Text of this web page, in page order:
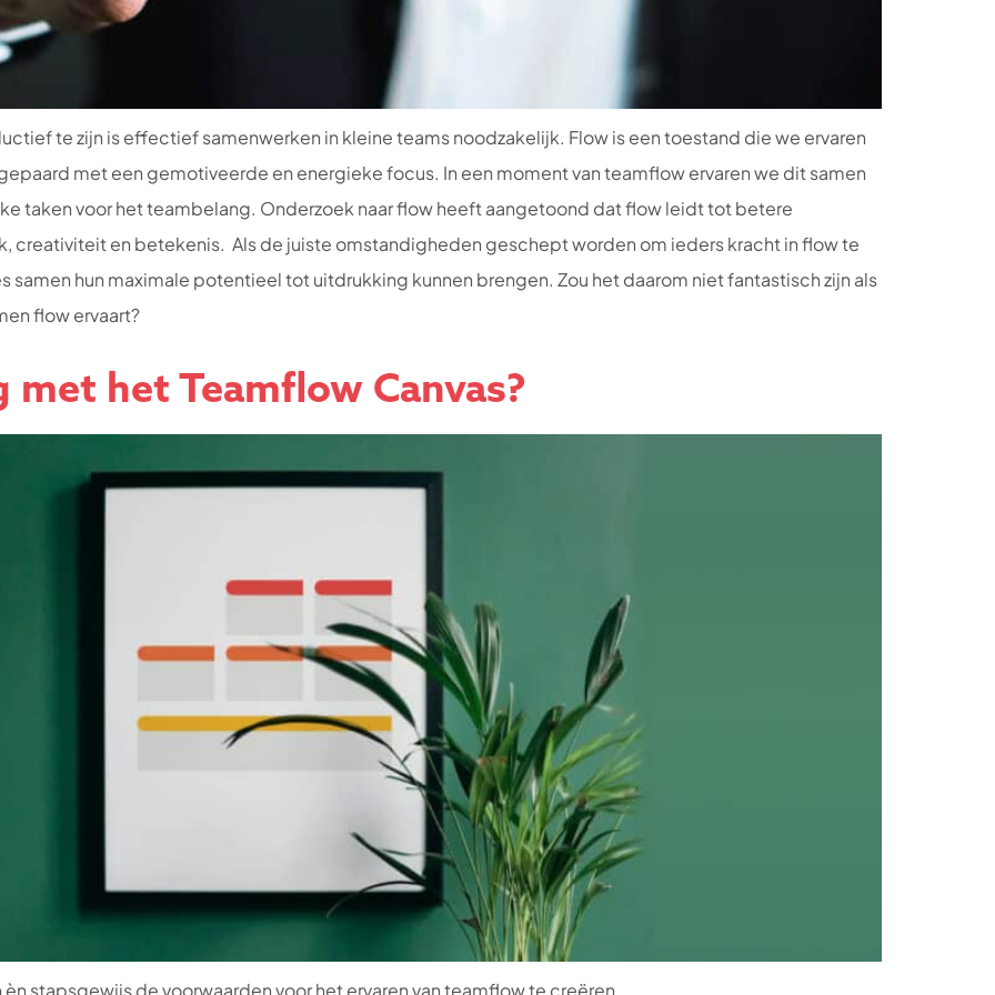
te zijn is effectief samenwerken in kleine teams noodzakelijk. Flow is een toestand die we ervaren
met een gemotiveerde en energieke focus. In een moment van teamflow ervaren we dit samen
taken voor het teambelang. Onderzoek naar flow heeft aangetoond dat flow leidt tot betere
creativiteit en betekenis. Als de juiste omstandigheden geschept worden om ieders kracht in flow te
samen hun maximale potentieel tot uitdrukking kunnen brengen. Zou het daarom niet fantastisch zijn als
flow ervaart?
met het Teamflow Canvas?
stapsgewijs de voorwaarden voor het ervaren van teamflow te creëren.